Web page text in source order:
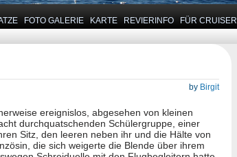
FOTO GALERIE KARTE REVIERINFO FÜR CRUISER
by Birgit
ereignislos, abgesehen von kleinen
durchquatschenden Schülergruppe, einer
Sitz, den leeren neben ihr und die Hälte von
die sich weigerte die Blende über ihrem